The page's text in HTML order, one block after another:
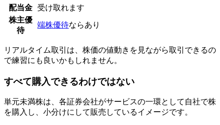
配当金
受け取れます
株主優
待
端株優待ならあり
リアルタイム取引は、株価の値動きを見ながら取引できるの
で練習にも良いかもしれません。
すべて購入できるわけではない
単元未満株は、各証券会社がサービスの一環として自社で株
を購入し、 小分けにして販売 しているイメージです。